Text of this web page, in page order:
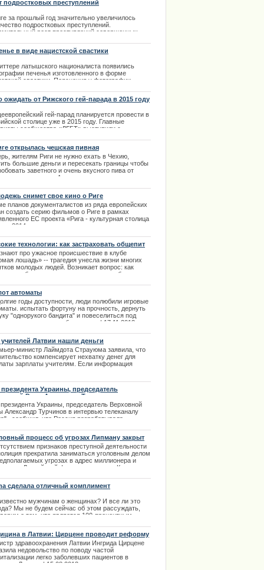
обратилась к поклонникам
Rendezvous Jūrmala
извинилось за нарушение
событие отразилось на жизни всех
подростковых преступлений
за прошлый год значительно увеличилось
подростковых преступлений.
рост преступлений совершенных
на улицы города выводится большее
патрулей муниципальной полиции, чем в
в виде нацистской свастики
латышского националиста появились
печенья изготовленного в форме
свастики. Пояснения у фотографии
латвийском печенье, которое
в том числе для украшения елки.
ожидать от Рижского гей-парада в 2015 году
гей-парад планируется провести в
столице уже в 2015 году. Главные
сообщества «ЛГБТ» выступили с
получит от этого Латвия.
открылась чешская пивная
жителям Риги не нужно ехать в Чехию,
большие деньги и пересекать границы чтобы
заветного и очень вкусного пива от
пивоваров. А все потому, что такая пивная
пива. | 12.12.2013
снимет свое кино о Риге
планов документалистов из ряда европейских
создать серию фильмов о Риге в рамках
ЕС проекта «Рига - культурная столица
2014», школьники смогут создать свою
технологии: как застраховать общепит
про ужасное происшествие в клубе
лошадь» -- трагедия унесла жизни многих
молодых людей. Возникает вопрос: как
чтобы такого не повторилось в любом
| 27.02.2014
автоматы
годы доступности, люди полюбили игровые
испытать фортуну на прочность, дернуть
"однорукого бандита" и повеселиться под
музыку любимых игр. | 17.11.2013
Латвии нашли деньги
министр Лаймдота Страуюма заявила, что
компенсирует нехватку денег для
зарплаты учителям. Если информация
Украины, председатель
Рады Александр Турчинов в
телеканалу "Рада"
Украины, председатель Верховной
Александр Турчинов в интервью телеканалу
сообщил, что Россия разрабатывала
процесс об угрозах Липману закрыт
признаков преступной деятельности
прекратила заниматься уголовным делом
угрозах в адрес миллионера и
Латвийской федерации хоккея Кирова
сделала отличный комплимент
мужчинам о женщинах? И все ли это
Мы не будем сейчас об этом рассуждать,
о том, что является 100-процентным
наверное, догадались, речь пойдет о
в Латвии: Цирцене проводит реформу
здравоохранения Латвии Ингрида Цирцене
недовольство по поводу частой
легко заболевших пациентов в
Латвии. | 15.08.2013